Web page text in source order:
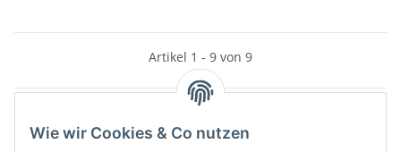
Artikel 1 - 9 von 9
Wie wir Cookies & Co nutzen